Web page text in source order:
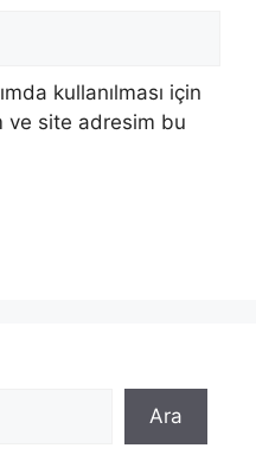
kullanılması için
ve site adresim bu
Ara